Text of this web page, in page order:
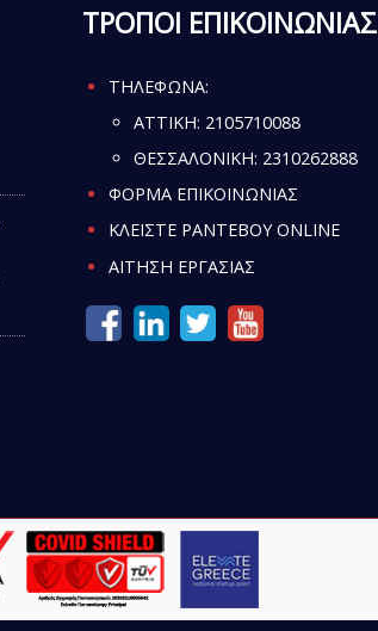
ΤΡΟΠΟΙ ΕΠΙΚΟΙΝΩΝΙΑΣ
ΤΗΛΕΦΩΝΑ:
ATTIKH: 2105710088
ΘΕΣΣΑΛΟΝΙΚΗ: 2310262888
ΦΟΡΜΑ ΕΠΙΚΟΙΝΩΝΙΑΣ
ΚΛΕΙΣΤΕ ΡΑΝΤΕΒΟΥ ONLINE
ΑΙΤΗΣΗ ΕΡΓΑΣΙΑΣ